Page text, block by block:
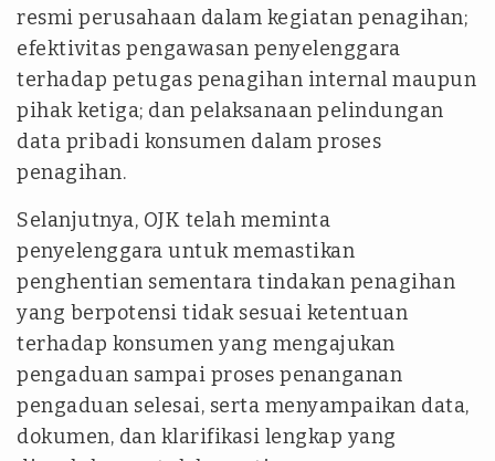
resmi perusahaan dalam kegiatan penagihan;
efektivitas pengawasan penyelenggara
terhadap petugas penagihan internal maupun
pihak ketiga; dan pelaksanaan pelindungan
data pribadi konsumen dalam proses
penagihan.
Selanjutnya, OJK telah meminta
penyelenggara untuk memastikan
penghentian sementara tindakan penagihan
yang berpotensi tidak sesuai ketentuan
terhadap konsumen yang mengajukan
pengaduan sampai proses penanganan
pengaduan selesai, serta menyampaikan data,
dokumen, dan klarifikasi lengkap yang